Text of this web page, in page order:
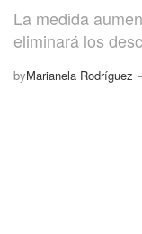
La medida
eliminará los
byMarianela Rodríguez